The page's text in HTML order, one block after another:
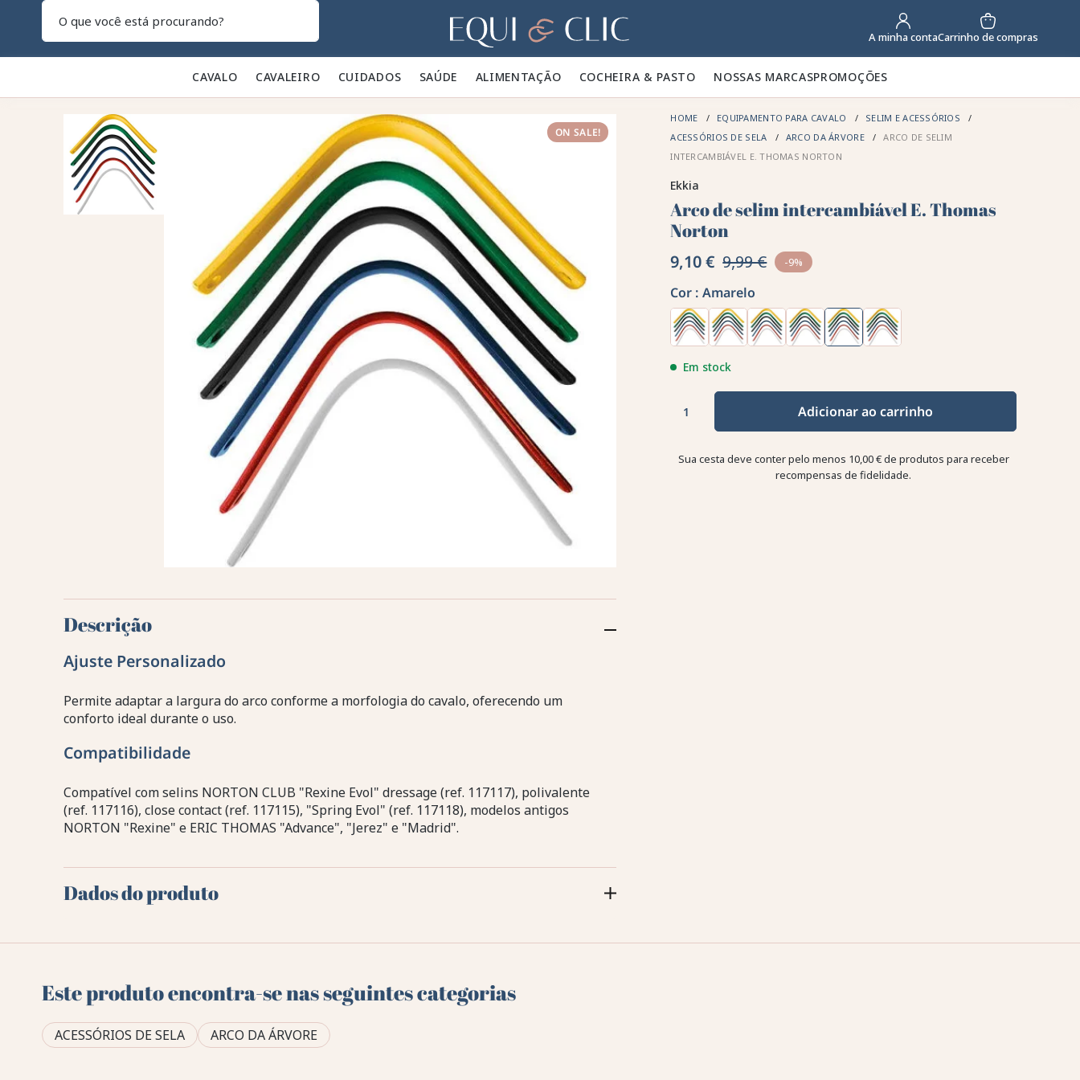
Lar A minha contaCarrinho de compras
CAVALO 🐎 CAVALEIRO 👕 CUIDADOS 🪮 SAÚDE ✨ ALIMENTAÇÃO 🥕 COCHEIRA & PASTO 🍃 NOSSAS MARCASPROMOÇÕES
ON SALE!
HOME EQUIPAMENTO PARA CAVALO
SELIM E ACESSÓRIOS
ACESSÓRIOS DE SELA
ARCO DA ÁRVORE
ARCO DE SELIM
INTERCAMBIÁVEL E. THOMAS NORTON
Ekkia
Arco de selim intercambiável E. Thomas
Norton
9,10 € 9,99 € -9%
Cor : Amarelo
Em stock
Adicionar ao carrinho
Sua cesta deve conter pelo menos 10,00 € de produtos para receber
recompensas de fidelidade.
Descrição
Ajuste Personalizado
Permite adaptar a largura do arco conforme a morfologia do cavalo, oferecendo um
conforto ideal durante o uso.
Compatibilidade
Compatível com selins NORTON CLUB "Rexine Evol" dressage (ref. 117117), polivalente
(ref. 117116), close contact (ref. 117115), "Spring Evol" (ref. 117118), modelos antigos
NORTON "Rexine" e ERIC THOMAS "Advance", "Jerez" e "Madrid".
Dados do produto
Este produto encontra-se nas seguintes categorias
ACESSÓRIOS DE SELA ARCO DA ÁRVORE